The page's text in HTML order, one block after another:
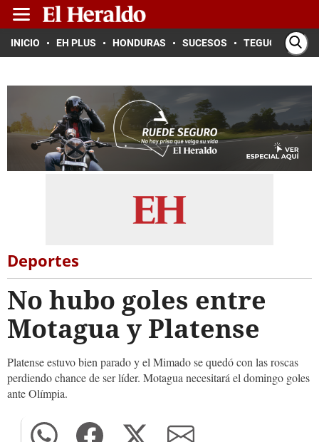
INICIO EH PLUS HONDURAS SUCESOS TEGUCIGALPA
Deportes
No hubo goles entre
Motagua y Platense
Platense estuvo bien parado y el Mimado se quedó con las roscas
perdiendo chance de ser líder. Motagua necesitará el domingo goles
ante Olímpia.